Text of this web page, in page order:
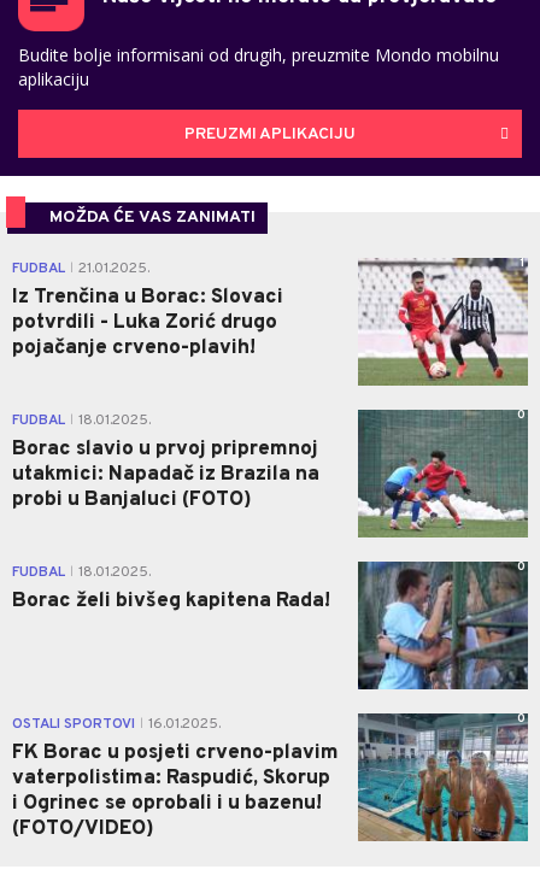
Budite bolje informisani od drugih, preuzmite Mondo mobilnu
aplikaciju
PREUZMI APLIKACIJU
MOŽDA ĆE VAS ZANIMATI
FUDBAL 21.01.2025.
Iz Trenčina u Borac: Slovaci
potvrdili - Luka Zorić drugo
pojačanje crveno-plavih!
1
FUDBAL 18.01.2025.
Borac slavio u prvoj pripremnoj
utakmici: Napadač iz Brazila na
probi u Banjaluci (FOTO)
0
FUDBAL 18.01.2025.
Borac želi bivšeg kapitena Rada!
0
OSTALI SPORTOVI 16.01.2025.
FK Borac u posjeti crveno-plavim
vaterpolistima: Raspudić, Skorup
i Ogrinec se oprobali i u bazenu!
(FOTO/VIDEO)
0